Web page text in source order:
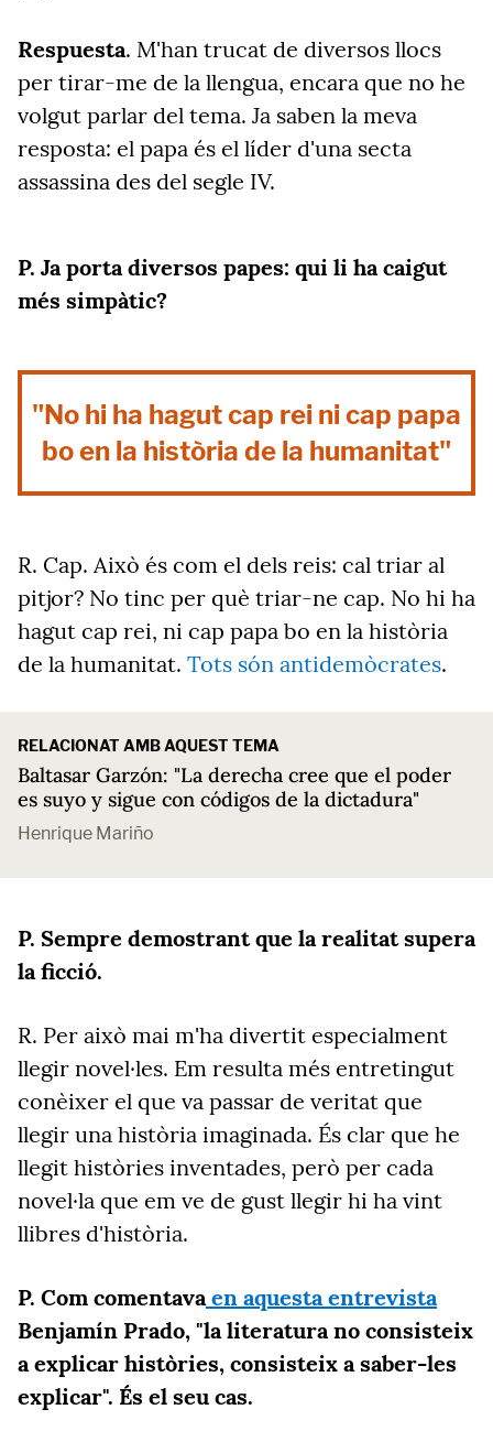
Respuesta. M'han trucat de diversos llocs
per tirar-me de la llengua, encara que no he
volgut parlar del tema. Ja saben la meva
resposta: el papa és el líder d'una secta
assassina des del segle IV.
P. Ja porta diversos papes: qui li ha caigut
més simpàtic?
"No hi ha hagut cap rei ni cap papa
bo en la història de la humanitat"
R. Cap. Això és com el dels reis: cal triar al
pitjor? No tinc per què triar-ne cap. No hi ha
hagut cap rei, ni cap papa bo en la història
de la humanitat. Tots són antidemòcrates.
RELACIONAT AMB AQUEST TEMA
Baltasar Garzón: "La derecha cree que el poder
es suyo y sigue con códigos de la dictadura"
Henrique Mariño
P. Sempre demostrant que la realitat supera
la ficció.
R. Per això mai m'ha divertit especialment
llegir novel·les. Em resulta més entretingut
conèixer el que va passar de veritat que
llegir una història imaginada. És clar que he
llegit històries inventades, però per cada
novel·la que em ve de gust llegir hi ha vint
llibres d'història.
P. Com comentava en aquesta entrevista
Benjamín Prado, "la literatura no consisteix
a explicar històries, consisteix a saber-les
explicar". És el seu cas.